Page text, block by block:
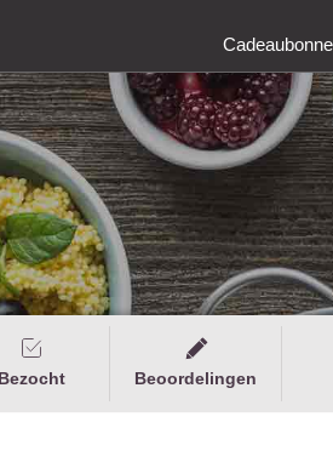
Bezocht Beoordelingen